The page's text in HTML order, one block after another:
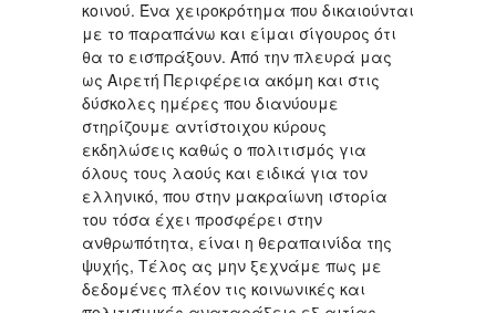
κοινού. Ένα χειροκρότημα που δικαιούνται
με το παραπάνω και είμαι σίγουρος ότι
θα το εισπράξουν. Από την πλευρά μας
ως Αιρετή Περιφέρεια ακόμη και στις
δύσκολες ημέρες που διανύουμε
στηρίζουμε αντίστοιχου κύρους
εκδηλώσεις καθώς ο πολιτισμός για
όλους τους λαούς και ειδικά για τον
ελληνικό, που στην μακραίωνη ιστορία
του τόσα έχει προσφέρει στην
ανθρωπότητα, είναι η θεραπαινίδα της
ψυχής, Τέλος ας μην ξεχνάμε πως με
δεδομένες πλέον τις κοινωνικές και